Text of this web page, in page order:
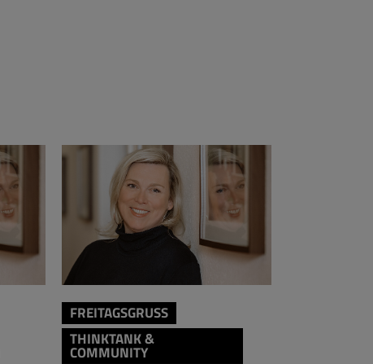
FREITAGSGRUSS
THINKTANK &
COMMUNITY